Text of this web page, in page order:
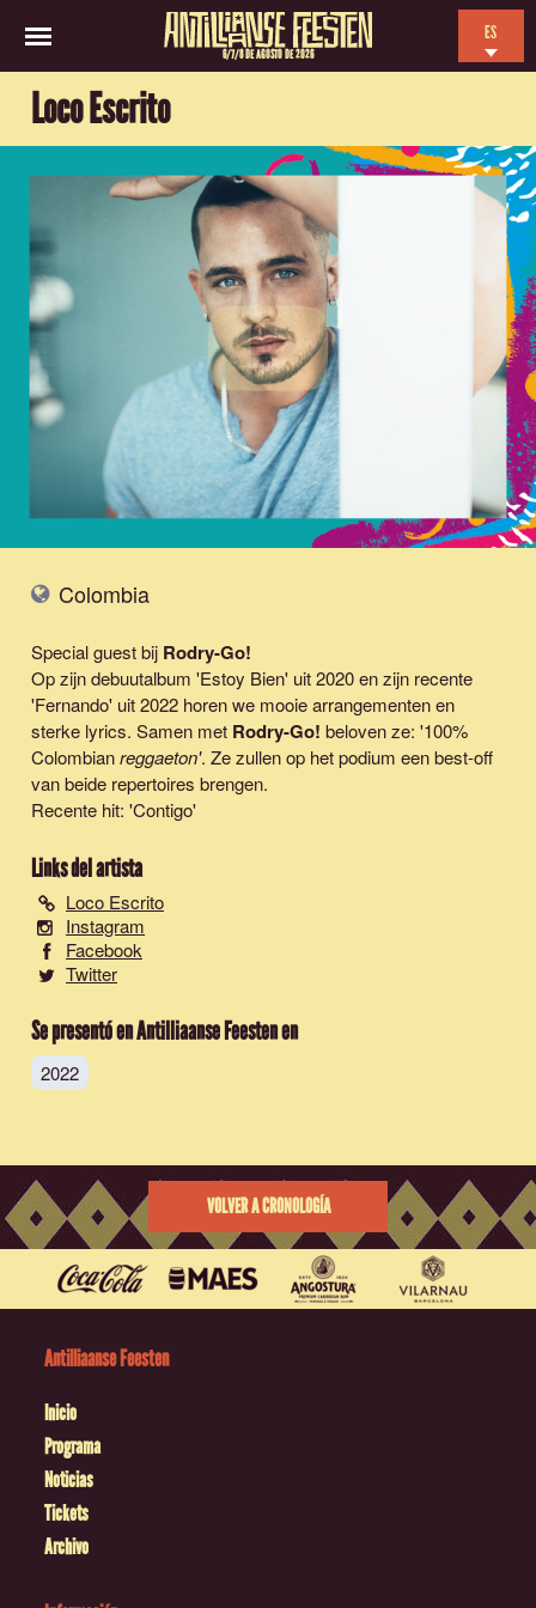
6/7/8 DE AGOSTO DE 2026
ES
FR
Loco Escrito
Colombia
Special guest bij Rodry-Go!
Op zijn debuutalbum 'Estoy Bien' uit 2020 en zijn recente
'Fernando' uit 2022 horen we mooie arrangementen en
sterke lyrics. Samen met Rodry-Go! beloven ze: '100%
Colombianreggaeton'. Ze zullen op het podium een best-off
van beide repertoires brengen.
Recente hit: 'Contigo'
Links del artista
Loco Escrito
Instagram
Facebook
Twitter
Se presentó en Antilliaanse Feesten en
2022
VOLVER A CRONOLOGÍA
Antilliaanse Feesten
Inicio
Programa
Noticias
Tickets
Archivo